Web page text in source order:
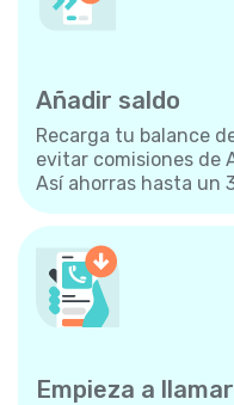
Añadir saldo
Recarga tu balance
evitar comisiones de
Así ahorras hasta un
Empieza a llamar